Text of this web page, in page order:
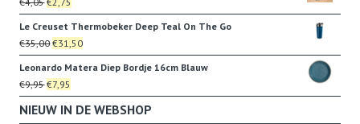
€35,00.
prijs
was:
€4,05.
prijs
is:
€2,75.
Le Creuset Thermobeker Deep Teal On The Go
€35,00Oorspronkelijke
prijs
was:
€35,00.
€31,50Huidige
prijs
Leonardo Matera Diep Bordje 16cm Blauw
€9,95Oorspronkelijke
prijs
was:
€7,95
prijs
is:
NIEUW IN DE WEBSHOP